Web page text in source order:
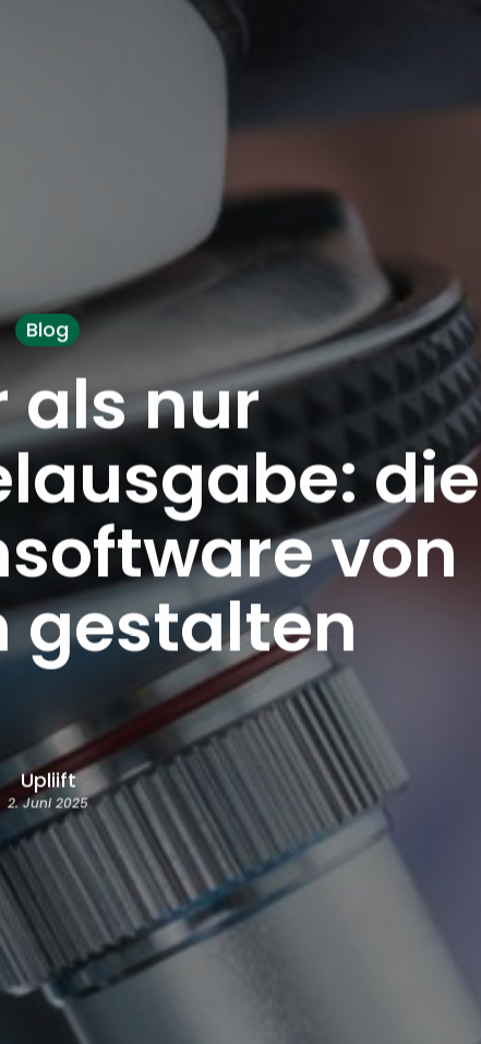
Blog
als nur
die
von
gestalten
Upliift
2. Juni 2025